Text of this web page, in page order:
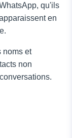
qu'ils
en
noms et
non